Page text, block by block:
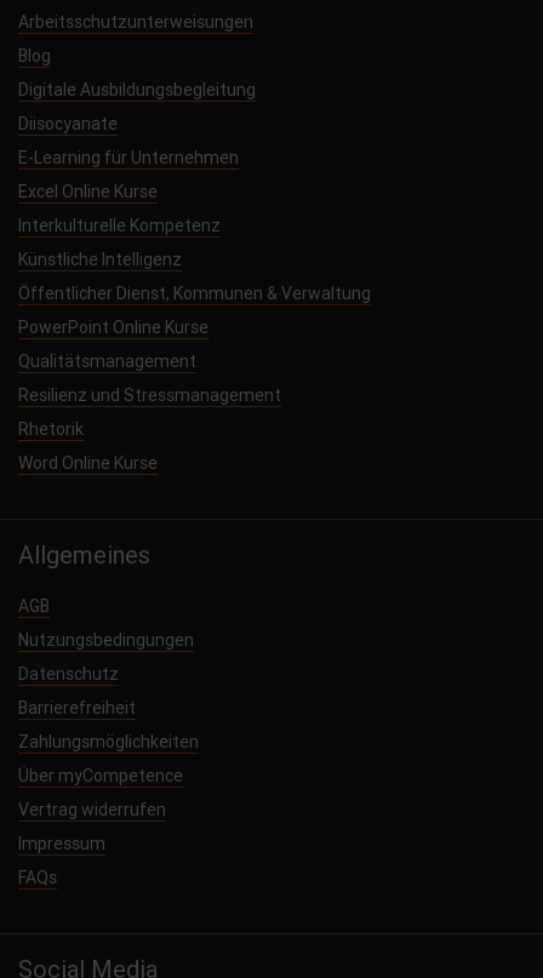
Arbeitsschutzunterweisungen
Blog
Digitale Ausbildungsbegleitung
Diisocyanate
E-Learning für Unternehmen
Excel Online Kurse
Interkulturelle Kompetenz
Künstliche Intelligenz
Öffentlicher Dienst, Kommunen & Verwaltung
PowerPoint Online Kurse
Qualitätsmanagement
Resilienz und Stressmanagement
Rhetorik
Word Online Kurse
Allgemeines
AGB
Nutzungsbedingungen
Datenschutz
Barrierefreiheit
Zahlungsmöglichkeiten
Über myCompetence
Vertrag widerrufen
Impressum
FAQs
Social Media